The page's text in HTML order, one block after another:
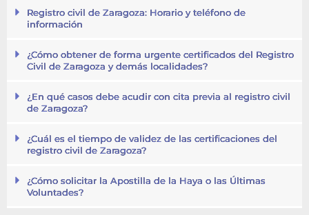
Registro civil de Zaragoza: Horario y teléfono de
información
¿Cómo obtener de forma urgente certificados del Registro
Civil de Zaragoza y demás localidades?
¿En qué casos debe acudir con cita previa al registro civil
de Zaragoza?
¿Cuál es el tiempo de validez de las certificaciones del
registro civil de Zaragoza?
¿Cómo solicitar la Apostilla de la Haya o las Últimas
Voluntades?